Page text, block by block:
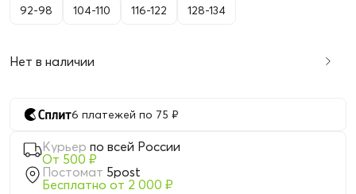
92-98 104-110 116-122 128-134
Нет в наличии
6 платежей по 75 ₽
Курьер по всей России
От 500 ₽
Постомат 5post
Бесплатно от 2 000 ₽